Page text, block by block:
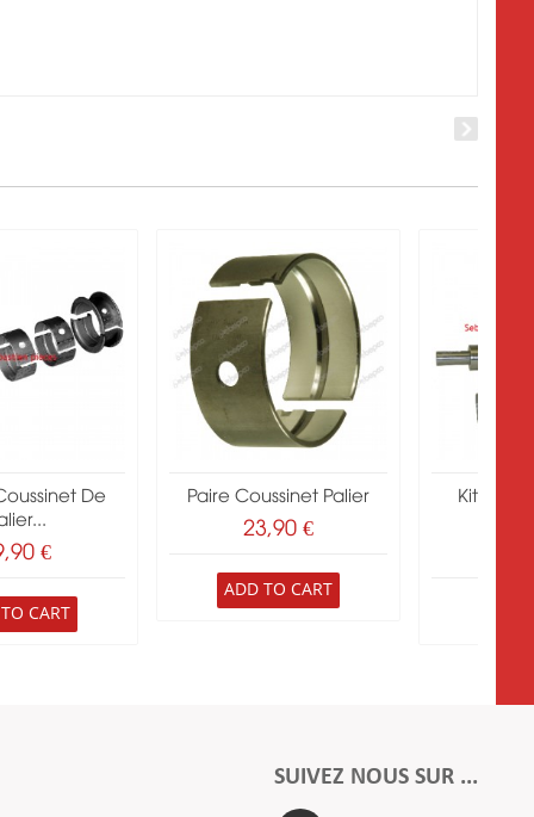
De
€
CART
Paire Coussinet Palier
23,90 €
ADD TO CART
Kit
SUIVEZ NOUS SUR ...